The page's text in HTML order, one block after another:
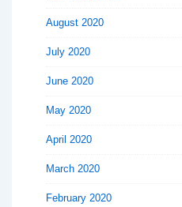
August 2020
July 2020
June 2020
May 2020
April 2020
March 2020
February 2020